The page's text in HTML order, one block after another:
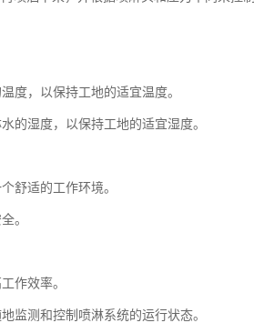
度，以保持工地的适宜温度。
的湿度，以保持工地的适宜湿度。
舒适的工作环境。
。
作效率。
监测和控制喷淋系统的运行状态。